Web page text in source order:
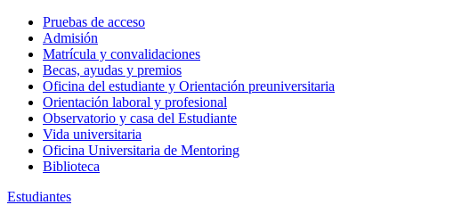
Pruebas de acceso
Admisión
Matrícula y convalidaciones
Becas, ayudas y premios
Oficina del estudiante y Orientación preuniversitaria
Orientación laboral y profesional
Observatorio y casa del Estudiante
Vida universitaria
Oficina Universitaria de Mentoring
Biblioteca
Estudiantes